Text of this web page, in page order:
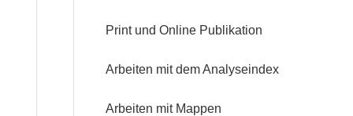
Print und Online Publikation
Arbeiten mit dem Analyseindex
Arbeiten mit Mappen